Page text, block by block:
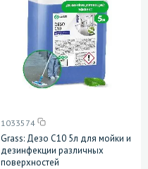
1033574
Grass: Дезо C10 5л для мойки и
дезинфекции различных
поверхностей